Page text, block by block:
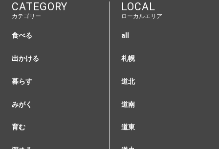
CATEGORY
カテゴリー
食べる
出かける
暮らす
みがく
育む
LOCAL
ローカルエリア
all
札幌
道北
道南
道東